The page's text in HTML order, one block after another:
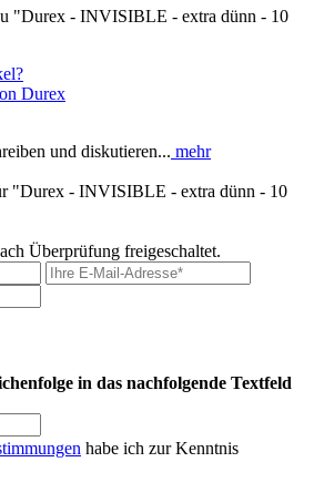
"Durex - INVISIBLE - extra dünn - 10
Durex
und diskutieren... mehr
"Durex - INVISIBLE - extra dünn - 10
Überprüfung freigeschaltet.
in das nachfolgende Textfeld
habe ich zur Kenntnis